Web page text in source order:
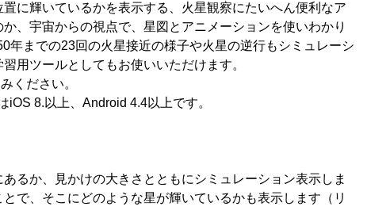
に輝いているかを表示する、火星観察にたいへん便利なア
、宇宙からの視点で、星図とアニメーションを使いわかり
年までの23回の火星接近の様子や火星の逆行もシミュレーシ
用ツールとしてもお使いいただけます。
ください。
iOS 8.以上、Android 4.4以上です。
るか、見かけの大きさとともにシミュレーション表示しま
で、そこにどのような星が輝いているかも表示します（リ